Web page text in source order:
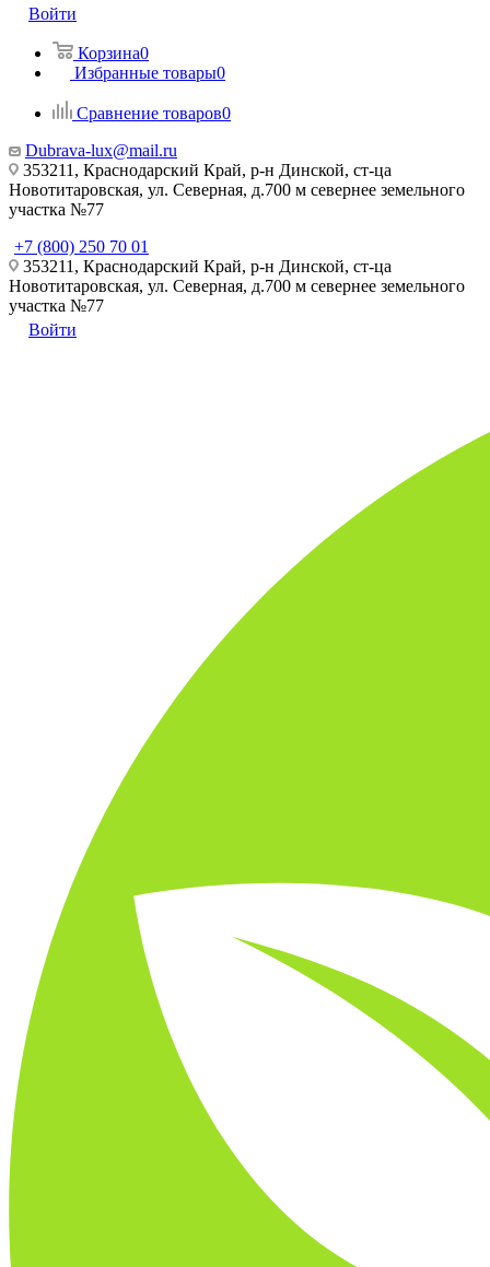
Войти
Корзина0
Избранные товары0
Сравнение товаров0
Dubrava-lux@mail.ru
353211, Краснодарский Край, р-н Динской, ст-ца
Новотитаровская, ул. Северная, д.700 м севернее земельного
участка №77
+7 (800) 250 70 01
353211, Краснодарский Край, р-н Динской, ст-ца
Новотитаровская, ул. Северная, д.700 м севернее земельного
участка №77
Войти